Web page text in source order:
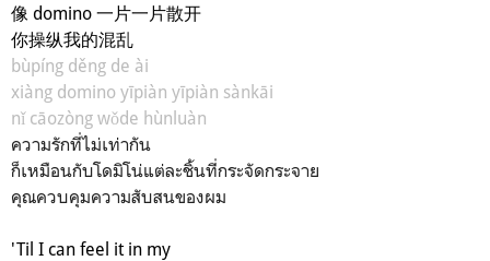
像 domino 一片一片散开
你操纵我的混乱
bùpíng děng de ài
xiàng domino yīpiàn yīpiàn sànkāi
nǐ cāozòng wǒde hùnluàn
ความรักที่ไม่เท่ากัน
ก็เหมือนกับโดมิโน่แต่ละชิ้นที่กระจัดกระจาย
คุณควบคุมความสับสนของผม
'Til I can feel it in my